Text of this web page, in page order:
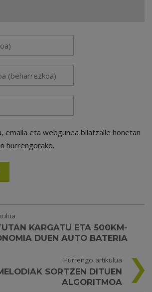
emaila eta webgunea bilatzaile honetan
hurrengorako.
KARGATU ETA 500KM-
DUEN AUTO BATERIA
Hurrengo artikulua
SORTZEN DITUEN
ALGORITMOA